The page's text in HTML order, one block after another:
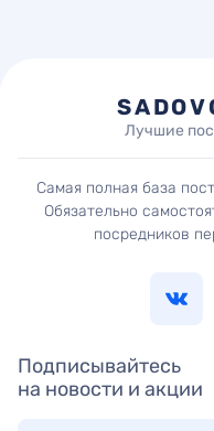
Лучшие
Самая полная база
Обязательно
посредников
Подписывайтесь
на новости и акции